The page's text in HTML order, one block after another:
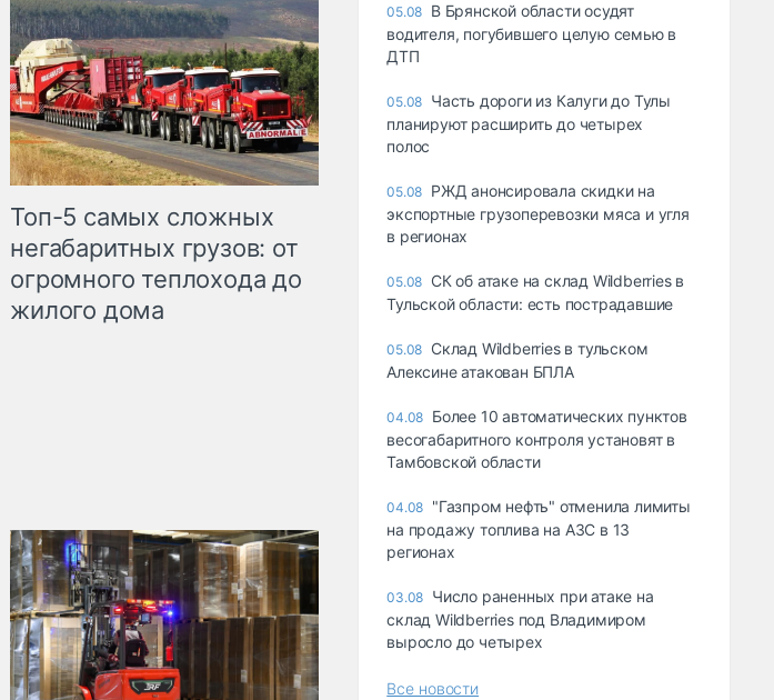
Топ-5 самых сложных
негабаритных грузов: от
огромного теплохода до
жилого дома
05.08 В Брянской области осудят
водителя, погубившего целую семью в
ДТП
05.08 Часть дороги из Калуги до Тулы
планируют расширить до четырех
полос
05.08 РЖД анонсировала скидки на
экспортные грузоперевозки мяса и угля
в регионах
05.08 СК об атаке на склад Wildberries в
Тульской области: есть пострадавшие
05.08 Склад Wildberries в тульском
Алексине атакован БПЛА
04.08 Более 10 автоматических пунктов
весогабаритного контроля установят в
Тамбовской области
04.08 "Газпром нефть" отменила лимиты
на продажу топлива на АЗС в 13
регионах
03.08 Число раненных при атаке на
склад Wildberries под Владимиром
выросло до четырех
Все новости